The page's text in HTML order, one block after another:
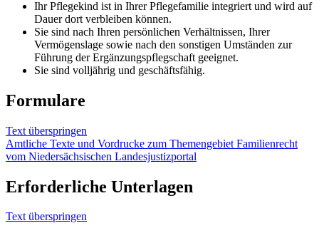
Ihr Pflegekind ist in Ihrer Pflegefamilie integriert und wird auf
Dauer dort verbleiben können.
Sie sind nach Ihren persönlichen Verhältnissen, Ihrer
Vermögenslage sowie nach den sonstigen Umständen zur
Führung der Ergänzungspflegschaft geeignet.
Sie sind volljährig und geschäftsfähig.
Formulare
Text überspringen
Amtliche Texte und Vordrucke zum Themengebiet Familienrecht
vom Niedersächsischen Landesjustizportal
Erforderliche Unterlagen
Text überspringen